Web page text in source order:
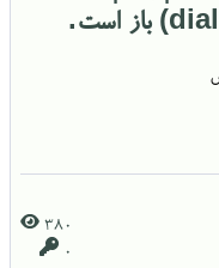
380
0